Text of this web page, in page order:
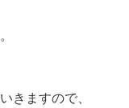
きますので、